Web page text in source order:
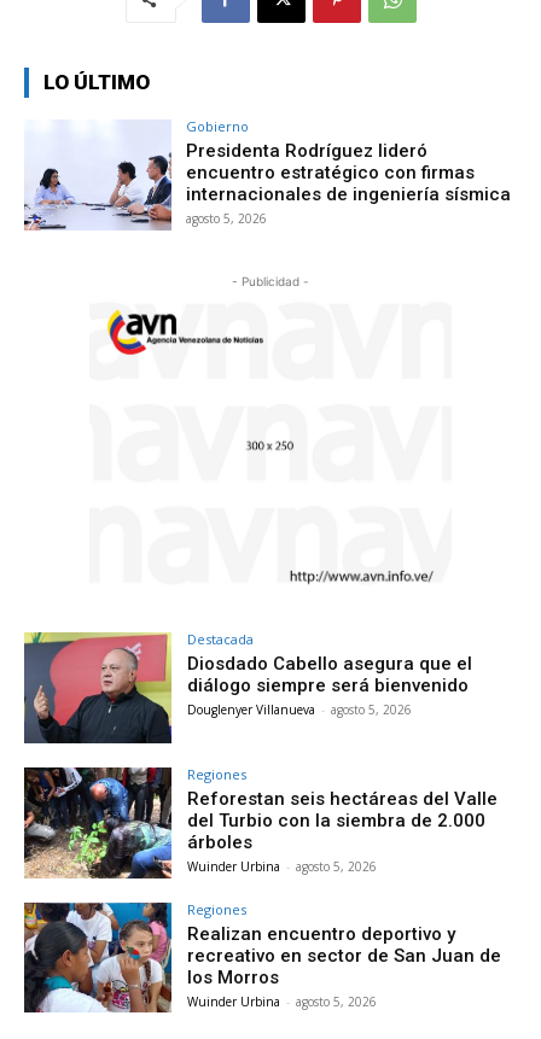
LO ÚLTIMO
Gobierno
Presidenta Rodríguez lideró
encuentro estratégico con firmas
internacionales de ingeniería sísmica
agosto 5, 2026
- Publicidad -
Destacada
Diosdado Cabello asegura que el
diálogo siempre será bienvenido
Douglenyer Villanueva - agosto 5, 2026
Regiones
Reforestan seis hectáreas del Valle
del Turbio con la siembra de 2.000
árboles
Wuinder Urbina - agosto 5, 2026
Regiones
Realizan encuentro deportivo y
recreativo en sector de San Juan de
los Morros
Wuinder Urbina - agosto 5, 2026